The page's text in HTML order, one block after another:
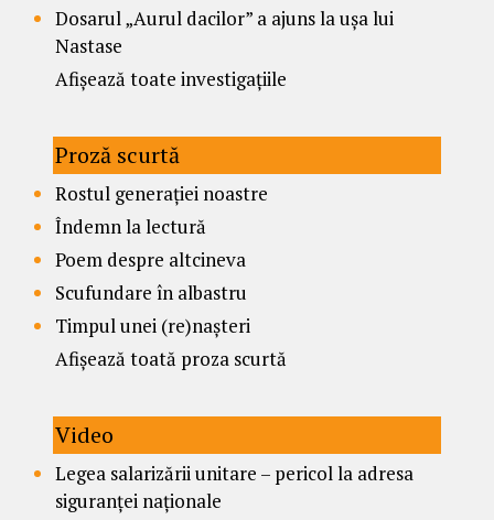
Dosarul „Aurul dacilor” a ajuns la ușa lui
Nastase
Afișează toate investigațiile
Proză scurtă
Rostul generației noastre
Îndemn la lectură
Poem despre altcineva
Scufundare în albastru
Timpul unei (re)nașteri
Afișează toată proza scurtă
Video
Legea salarizării unitare – pericol la adresa
siguranței naționale